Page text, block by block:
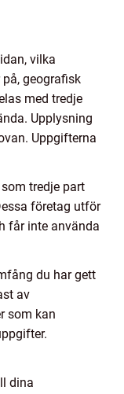
vilka
geografisk
med tredje
Upplysning
Uppgifterna
tredje part
företag utför
får inte använda
du har gett
av
som kan
dina